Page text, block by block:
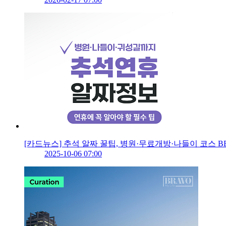
[카드뉴스] 추석 알짜 꿀팁, 병원·무료개방·나들이 코스
2025-10-06 07:00